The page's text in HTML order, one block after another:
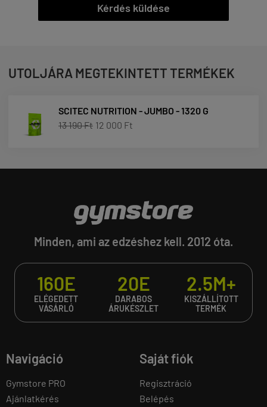
Kérdés küldése
UTOLJÁRA MEGTEKINTETT TERMÉKEK
SCITEC NUTRITION - JUMBO - 1320 G
13 190 Ft 12 000 Ft
Minden, ami az edzéshez kell. 2012 óta.
160E
ELÉGEDETT
VÁSÁRLÓ
20E
DARABOS
ÁRUKÉSZLET
2.5M+
KISZÁLLÍTOTT
TERMÉK
Navigáció
Gymstore PRO
Ajánlatkérés
Saját fiók
Regisztráció
Belépés